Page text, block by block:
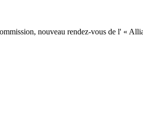
nouveau rendez-vous de l' «